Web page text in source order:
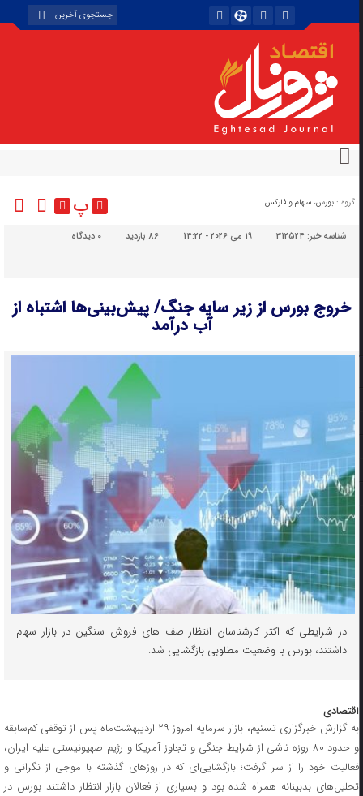
گروه : بورس، سهام و فارکس پ
شناسه خبر:312524 19 می 2026 - 14:22 86 بازدید دیدگاه
خروج بورس از زیر سایه جنگ/ پیش‌بینی‌ها اشتباه از
آب درآمد
در شرایطی که اکثر کارشناسان انتظار صف های فروش سنگین در بازار سهام
داشتند، بورس با وضعیت مطلوبی بازگشایی شد.
اقتصادی
به گزارش خبرگزاری تسنیم، بازار سرمایه امروز ۲۹ اردیبهشت‌ماه پس از توقفی کم‌سابقه
و حدود ۸۰ روزه ناشی از شرایط جنگی و تجاوز آمریکا و رژیم صهیونیستی علیه ایران،
فعالیت خود را از سر گرفت؛ بازگشایی‌ای که در روزهای گذشته با موجی از نگرانی و
تحلیل‌های بدبینانه همراه شده بود و بسیاری از فعالان بازار انتظار داشتند بورس در